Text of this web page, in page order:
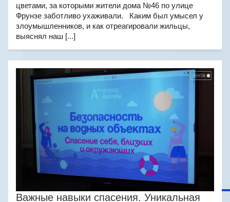
цветами, за которыми жители дома №46 по улице
Фрунзе заботливо ухаживали. Каким был умысел у
злоумышленников, и как отреагировали жильцы,
выяснял наш [...]
Важные навыки спасения. Уникальная